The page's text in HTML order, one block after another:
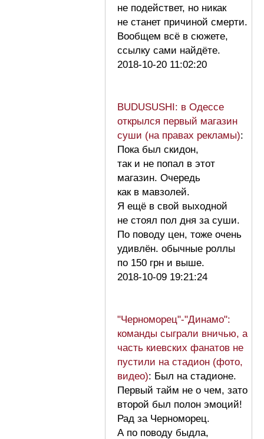
не подействет, но никак
не станет причиной смерти.
Вообщем всё в сюжете,
ссылку сами найдёте.
2018-10-20 11:02:20
BUDUSUSHI: в Одессе
открылся первый магазин
суши (на правах рекламы):
Пока был скидон,
так и не попал в этот
магазин. Очередь
как в мавзолей.
Я ещё в свой выходной
не стоял пол дня за суши.
По поводу цен, тоже очень
удивлён. обычные роллы
по 150 грн и выше.
2018-10-09 19:21:24
"Черноморец"-"Динамо":
команды сыграли вничью, а
часть киевских фанатов не
пустили на стадион (фото,
видео): Был на стадионе.
Первый тайм не о чем, зато
второй был полон эмоций!
Рад за Черноморец.
А по поводу быдла,